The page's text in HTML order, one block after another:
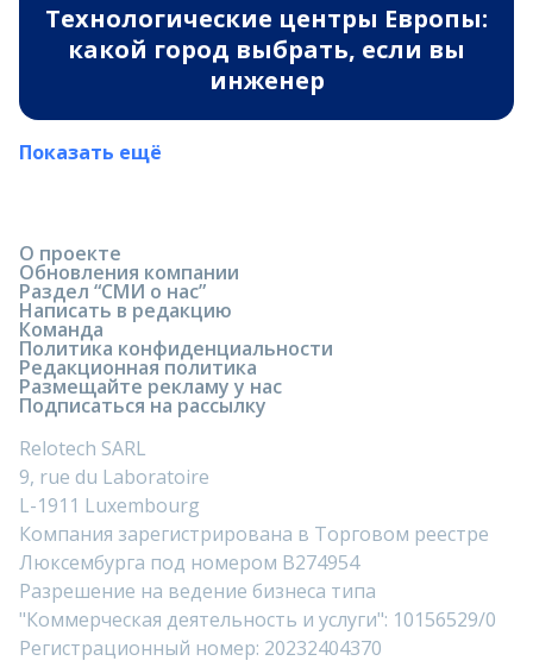
Технологические центры Европы:
какой город выбрать, если вы
инженер
Показать ещё
О проекте
Обновления компании
Раздел “СМИ о нас”
Написать в редакцию
Команда
Политика конфиденциальности
Редакционная политика
Размещайте рекламу у нас
Подписаться на рассылку
Relotech SARL
9, rue du Laboratoire
L-1911 Luxembourg
Компания зарегистрирована в Торговом реестре
Люксембурга под номером B274954
Разрешение на ведение бизнеса типа
"Коммерческая деятельность и услуги": 10156529/0
Регистрационный номер: 20232404370